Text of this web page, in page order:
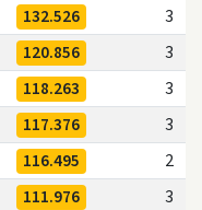
132.526
3
120.856
3
118.263
3
117.376
3
116.495
2
111.976
3